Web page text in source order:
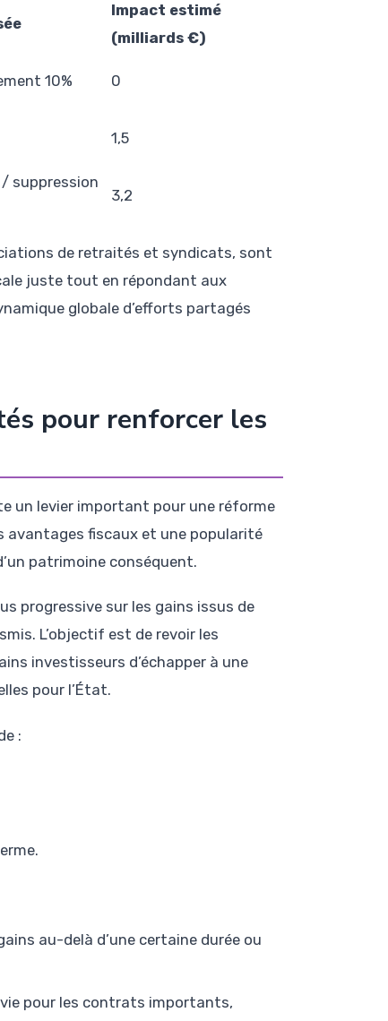
Impact estimé
(milliards €)
10% 0
1,5
/ suppression
3,2
de retraités et syndicats, sont
juste tout en répondant aux
globale d’efforts partagés
pour renforcer les
un levier important pour une réforme
avantages fiscaux et une popularité
patrimoine conséquent.
progressive sur les gains issus de
L’objectif est de revoir les
investisseurs d’échapper à une
pour l’État.
:
au-delà d’une certaine durée ou
vie pour les contrats importants,